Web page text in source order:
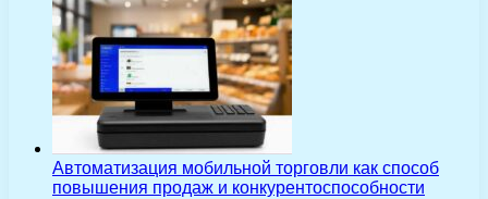
Автоматизация мобильной торговли как способ
повышения продаж и конкурентоспособности